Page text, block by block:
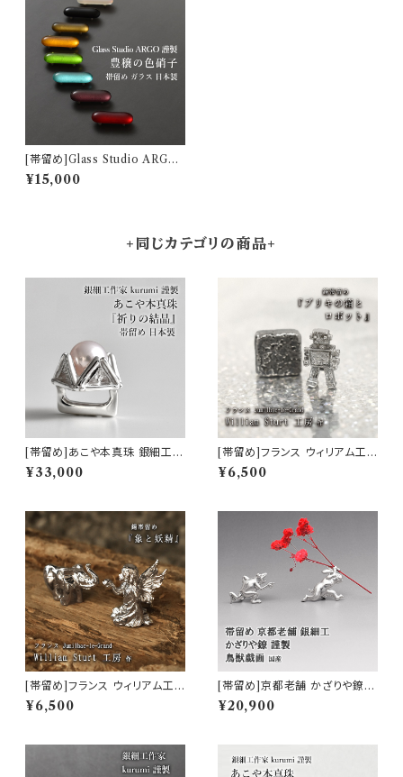
[帯留め]Glass Studio ARGO
謹製『豊穣の色硝子』ガラス(全8
色)日本製 (商品番号:8726)
¥15,000
+同じカテゴリの商品+
[帯留め]あこや本真珠 銀細工作
家 kurumi 謹製『祈りの結晶』si
lver925 社寺彫 日本製 (商品
¥33,000
[帯留め]フランス ウィリアム工
房 謹製『ブリキの箱とロボット』
錫/ファインピューター(商品番
¥6,500
[帯留め]フランス ウィリアム工
房 謹製『象と妖精』錫/ファイン
ピューター(商品番号:19342)
¥6,500
[帯留め]京都老舗 かざりや鐐
謹製 銀細工『鳥獣戯画』日本製
(商品番号:17530)
¥20,900